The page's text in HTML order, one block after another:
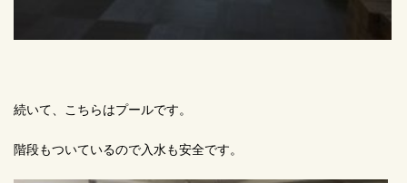
続いて、こちらはプールです。
階段もついているので入水も安全です。